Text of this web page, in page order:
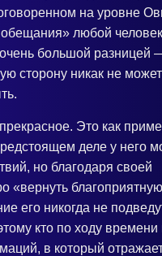
на уровне
обещания» любой
большой разницей
сторону никак не
Это как
деле у него
но благодаря своей
«вернуть благоприятную
его никогда не
кто по ходу времени
в который